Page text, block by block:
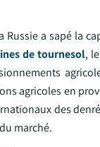
a sapé la
de tournesol,
agricoles en
des
marché.